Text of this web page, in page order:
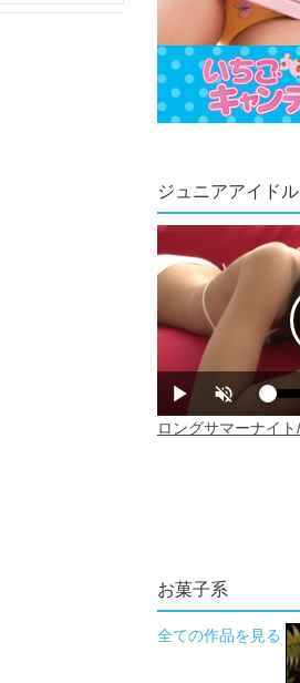
ジュニアアイドル
お菓子系
全ての作品を見る